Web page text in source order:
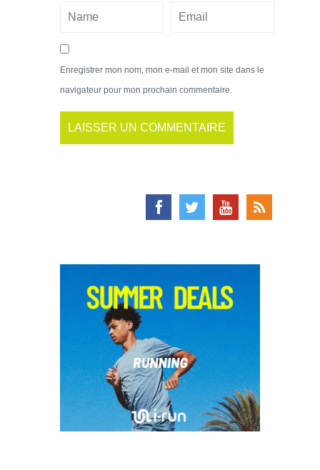
Enregistrer mon nom, mon e-mail et mon site dans le
navigateur pour mon prochain commentaire.